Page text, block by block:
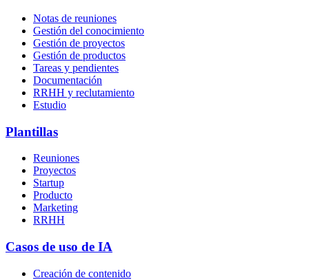
Notas de reuniones
Gestión del conocimiento
Gestión de proyectos
Gestión de productos
Tareas y pendientes
Documentación
RRHH y reclutamiento
Estudio
Plantillas
Reuniones
Proyectos
Startup
Producto
Marketing
RRHH
Casos de uso de IA
Creación de contenido